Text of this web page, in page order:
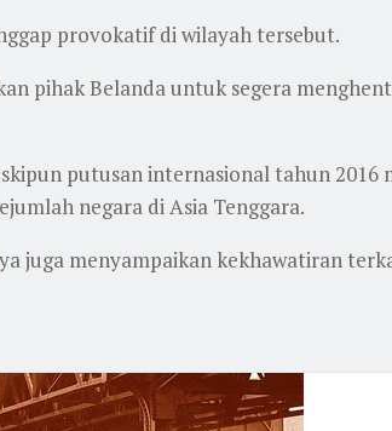
provokatif di wilayah tersebut.
pihak Belanda untuk segera
putusan internasional tahun 2016
negara di Asia Tenggara.
juga menyampaikan kekhawatiran